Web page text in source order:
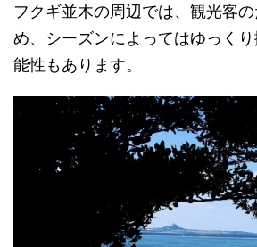
フクギ並木の周辺では、観光客
め、 シーズンによってはゆっく
能性もあります。